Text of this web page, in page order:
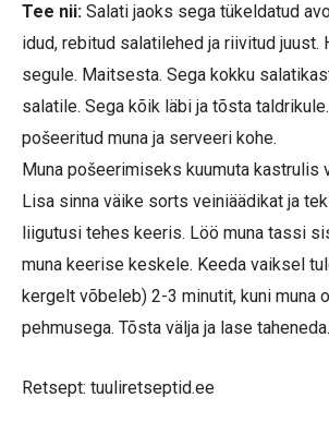
Tee nii: Salati jaoks sega tükeldatud
idud, rebitud salatilehed ja riivitud juust.
segule. Maitsesta. Sega kokku
salatile. Sega kõik läbi ja tõsta
pošeeritud muna ja serveeri kohe.
Muna pošeerimiseks kuumuta kastrulis
Lisa sinna väike sorts veiniäädikat ja
liigutusi tehes keeris. Löö muna tassi
muna keerise keskele. Keeda vaiksel
kergelt võbeleb) 2-3 minutit, kuni muna
pehmusega. Tõsta välja ja lase taheneda.
Retsept: tuuliretseptid.ee